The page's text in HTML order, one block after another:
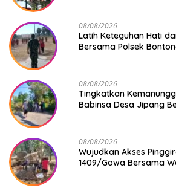
08/08/2026
Latih Keteguhan Hati
Bersama Polsek
08/08/2026
Tingkatkan
Babinsa Desa Jipang
08/08/2026
Wujudkan Akses
1409/Gowa Bersama